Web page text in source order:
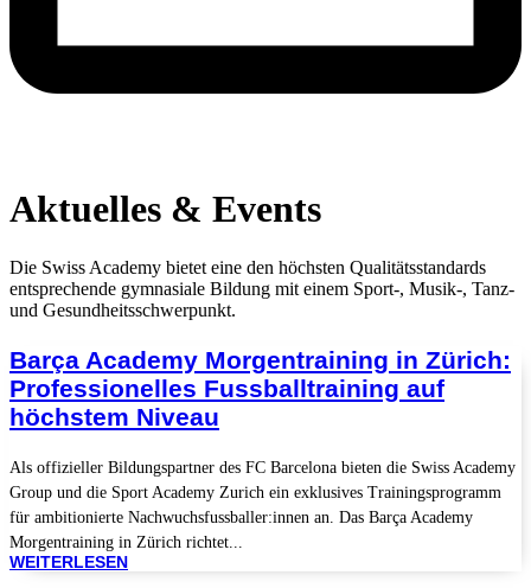
Aktuelles & Events
Die Swiss Academy bietet eine den höchsten Qualitätsstandards
entsprechende gymnasiale Bildung mit einem Sport-, Musik-, Tanz-
und Gesundheitsschwerpunkt.
Barça Academy Morgentraining in Zürich:
Professionelles Fussballtraining auf
höchstem Niveau
Als offizieller Bildungspartner des FC Barcelona bieten die Swiss Academy
Group und die Sport Academy Zurich ein exklusives Trainingsprogramm
für ambitionierte Nachwuchsfussballer:innen an. Das Barça Academy
Morgentraining in Zürich richtet...
WEITERLESEN